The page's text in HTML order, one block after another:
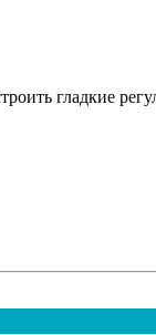
гладкие